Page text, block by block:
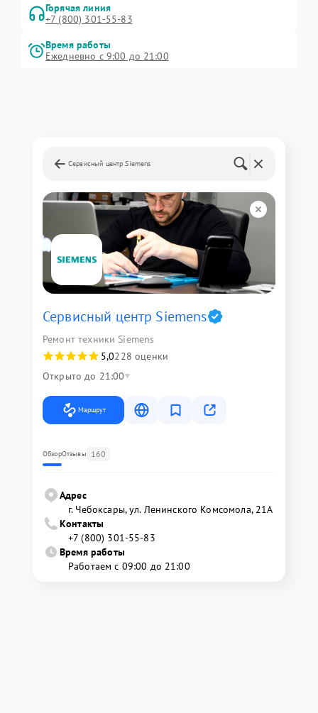
Горячая линия
+7 (800) 301-55-83
Время работы
Ежедневно с 9:00 до 21:00
Сервисный центр Siemens
Сервисный центр Siemens
Ремонт техники Siemens
5,0228 оценки
Открыто до 21:00
Маршрут
ОбзорОтзывы 160
Адрес
г. Чебоксары, ул. Ленинского Комсомола, 21А
Контакты
+7 (800) 301-55-83
Время работы
Работаем с 09:00 до 21:00